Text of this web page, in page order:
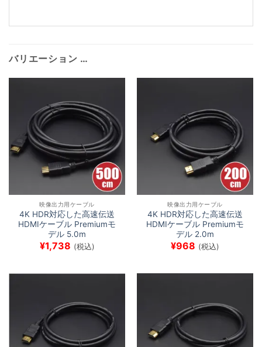
み
バリエーション …
映像出力用ケーブル
4K HDR対応した高速伝送
HDMIケーブル Premiumモ
デル 5.0m
¥1,738 (税込)
映像出力用ケーブル
4K HDR対応した高速伝送
HDMIケーブル Premiumモ
デル 2.0m
¥968 (税込)